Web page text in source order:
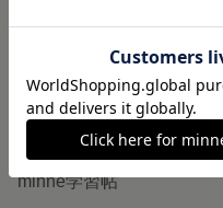
販売支援企画・イベント
読みもの
minneとものづくりと
minne学習帖